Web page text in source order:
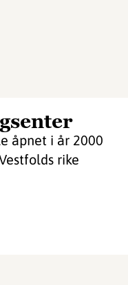
åpnet i år 2000
rike